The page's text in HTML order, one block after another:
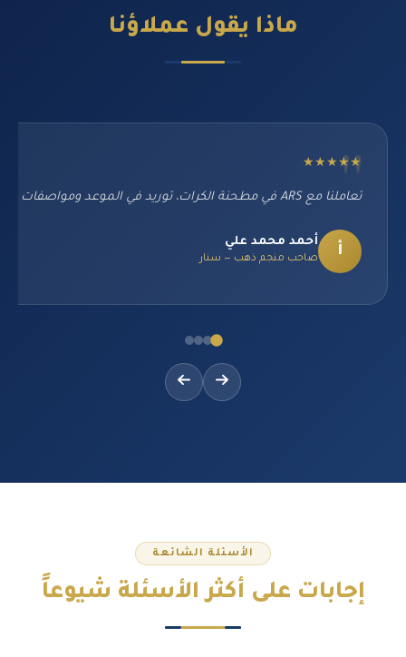
ماذا يقول عملاؤنا
★★★★★
تعاملنا مع ARS في مطحنة الكرات، توريد في الموعد ومواصفات مطابقة تماماً. تجربة ممتازة من البداية للنهاية.
أ
أحمد محمد علي
صاحب منجم ذهب — سنار
الأسئلة الشائعة
إجابات على أكثر الأسئلة شيوعاً